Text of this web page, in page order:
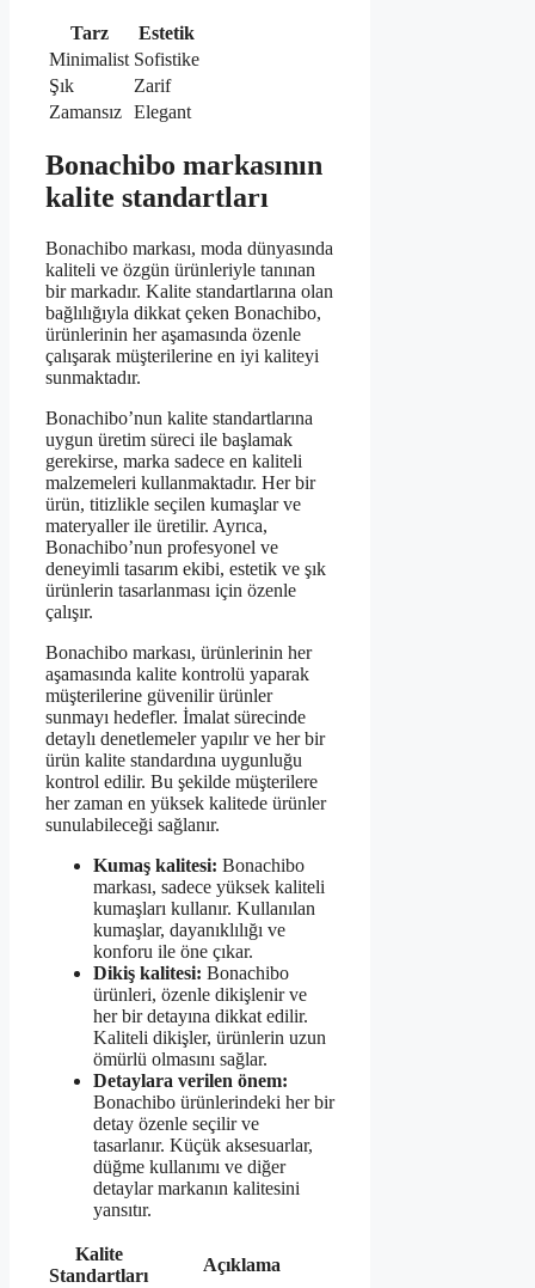
Tarz
Estetik
Minimalist Sofistike
Şık
Zarif
Zamansız Elegant
Bonachibo markasının
kalite standartları
Bonachibo markası, moda dünyasında
kaliteli ve özgün ürünleriyle tanınan
bir markadır. Kalite standartlarına olan
bağlılığıyla dikkat çeken Bonachibo,
ürünlerinin her aşamasında özenle
çalışarak müşterilerine en iyi kaliteyi
sunmaktadır.
Bonachibo’nun kalite standartlarına
uygun üretim süreci ile başlamak
gerekirse, marka sadece en kaliteli
malzemeleri kullanmaktadır. Her bir
ürün, titizlikle seçilen kumaşlar ve
materyaller ile üretilir. Ayrıca,
Bonachibo’nun profesyonel ve
deneyimli tasarım ekibi, estetik ve şık
ürünlerin tasarlanması için özenle
çalışır.
Bonachibo markası, ürünlerinin her
aşamasında kalite kontrolü yaparak
müşterilerine güvenilir ürünler
sunmayı hedefler. İmalat sürecinde
detaylı denetlemeler yapılır ve her bir
ürün kalite standardına uygunluğu
kontrol edilir. Bu şekilde müşterilere
her zaman en yüksek kalitede ürünler
sunulabileceği sağlanır.
Kumaş kalitesi: Bonachibo
markası, sadece yüksek kaliteli
kumaşları kullanır. Kullanılan
kumaşlar, dayanıklılığı ve
konforu ile öne çıkar.
Dikiş kalitesi: Bonachibo
ürünleri, özenle dikişlenir ve
her bir detayına dikkat edilir.
Kaliteli dikişler, ürünlerin uzun
ömürlü olmasını sağlar.
Detaylara verilen önem:
Bonachibo ürünlerindeki her bir
detay özenle seçilir ve
tasarlanır. Küçük aksesuarlar,
düğme kullanımı ve diğer
detaylar markanın kalitesini
yansıtır.
Kalite
Standartları
Açıklama